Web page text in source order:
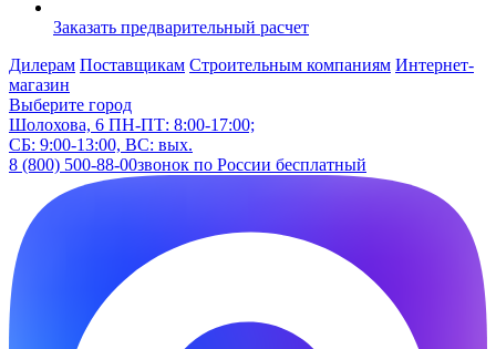
Заказать предварительный расчет
Дилерам Поставщикам Строительным компаниям Интернет-
магазин
Выберите город
Шолохова, 6 ПН-ПТ: 8:00-17:00;
СБ: 9:00-13:00, ВС: вых.
8 (800) 500-88-00звонок по России бесплатный